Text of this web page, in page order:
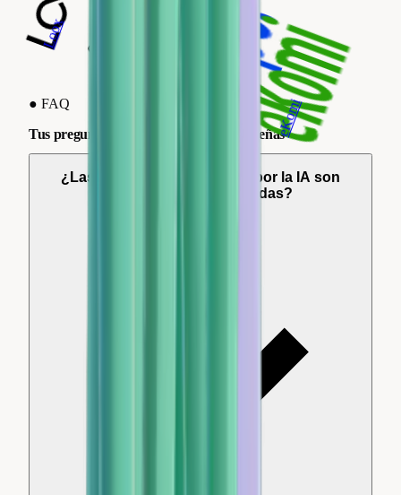
Yotpo eKomi
● FAQ
Tus preguntas sobre las respuestas a reseñas
¿Las respuestas generadas por la IA son
realmente personalizadas?